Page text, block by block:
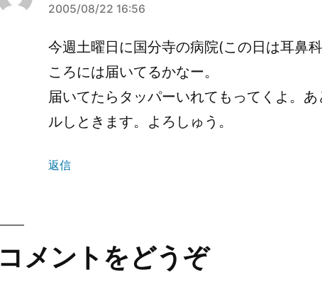
さ
ん
の
発
言:
2005/08/22 16:56
今週土曜日に国分寺の病院(この日は耳鼻
ころには届いてるかなー。
届いてたらタッパーいれてもってくよ。
ルしときます。よろしゅう。
返信
コメントをどうぞ